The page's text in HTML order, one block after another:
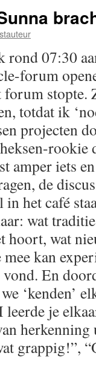
07:30
forum
stopte.
totdat ik
projecten
rookie
amper iets
de
het café
wat
hoort, wat
kan
En
‘kenden’
je
grappig!”,